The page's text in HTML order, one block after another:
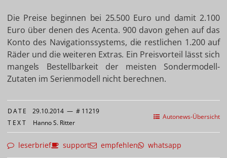
Die Preise beginnen bei 25.500 Euro und damit 2.100
Euro über denen des Acenta. 900 davon gehen auf das
Konto des Navigationssystems, die restlichen 1.200 auf
Räder und die weiteren Extras. Ein Preisvorteil lässt sich
mangels Bestellbarkeit der meisten Sondermodell-
Zutaten im Serienmodell nicht berechnen.
Autonews-Übersicht
DATE 29.10.2014 — # 11219
TEXT Hanno S. Ritter
leserbrief support empfehlen whatsapp